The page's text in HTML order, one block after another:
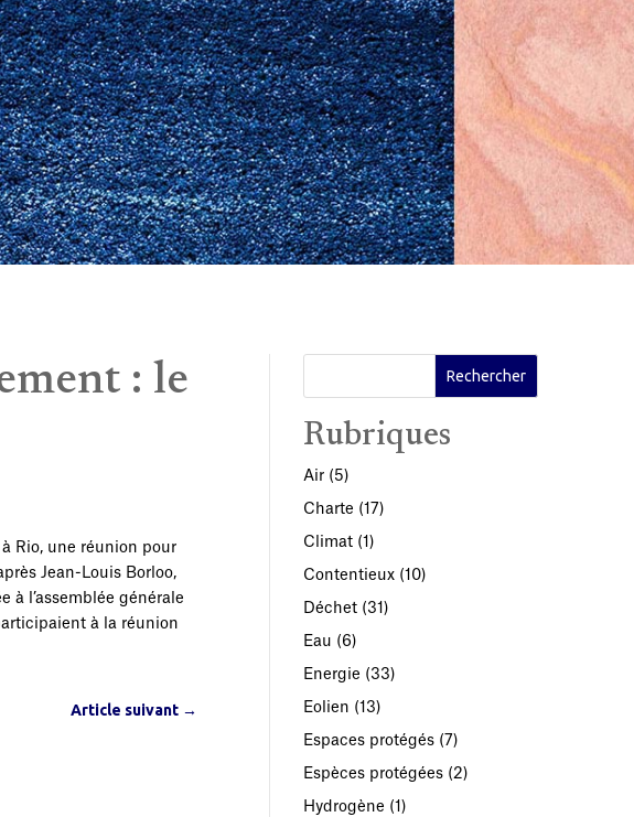
: le
Rio, une réunion pour
Jean-Louis Borloo,
à l’assemblée générale
à la réunion
Article suivant →
Rubriques
Air(5)
Charte (17)
Climat(1)
Contentieux(10)
Déchet(31)
Eau (6)
Energie (33)
Eolien (13)
Espaces protégés(7)
Espèces protégées(2)
Hydrogène (1)